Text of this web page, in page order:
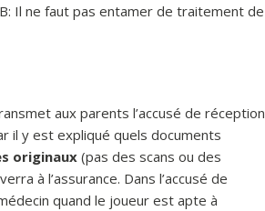
Il ne faut pas entamer de traitement de
aux parents l’accusé de réception
il y est expliqué quels documents
originaux(pas des scans ou des
à l’assurance. Dans l’accusé de
quand le joueur est apte à